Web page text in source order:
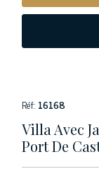
Réf: 16168
Villa Avec
Port De